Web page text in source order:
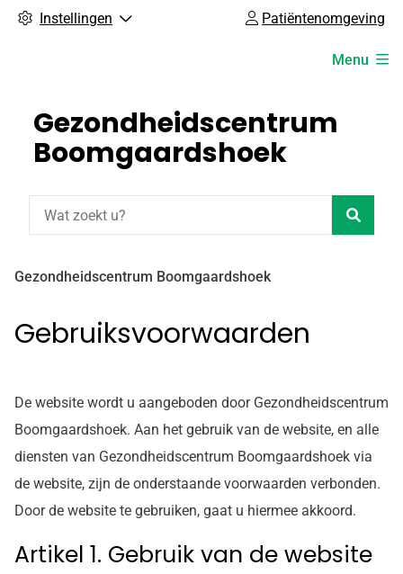
Instellingen Patiëntenomgeving
Menu
Gezondheidscentrum
Boomgaardshoek
Gezondheidscentrum Boomgaardshoek
Gebruiksvoorwaarden
De website wordt u aangeboden door Gezondheidscentrum
Boomgaardshoek. Aan het gebruik van de website, en alle
diensten van Gezondheidscentrum Boomgaardshoek via
de website, zijn de onderstaande voorwaarden verbonden.
Door de website te gebruiken, gaat u hiermee akkoord.
Artikel 1. Gebruik van de website